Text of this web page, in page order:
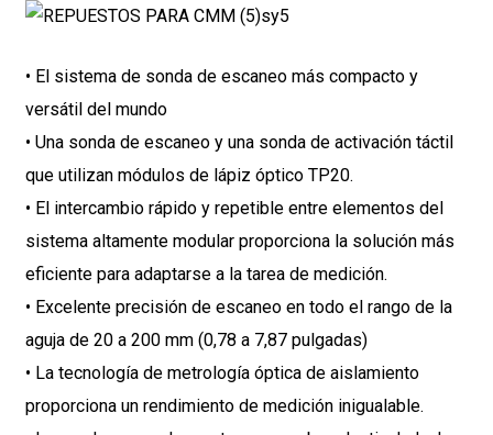
• El sistema de sonda de escaneo más compacto y
versátil del mundo
• Una sonda de escaneo y una sonda de activación táctil
que utilizan módulos de lápiz óptico TP20.
• El intercambio rápido y repetible entre elementos del
sistema altamente modular proporciona la solución más
eficiente para adaptarse a la tarea de medición.
• Excelente precisión de escaneo en todo el rango de la
aguja de 20 a 200 mm (0,78 a 7,87 pulgadas)
• La tecnología de metrología óptica de aislamiento
proporciona un rendimiento de medición inigualable.